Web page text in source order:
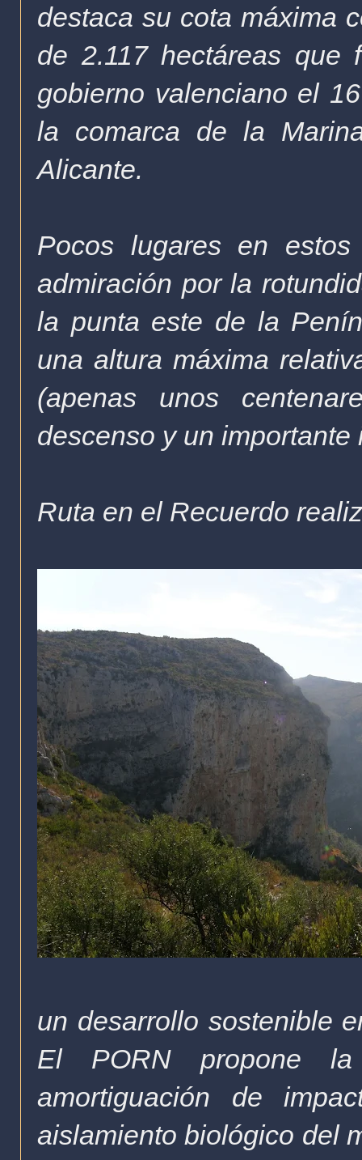
destaca su cota máxima
de 2.117 hectáreas que
gobierno valenciano el
la comarca de la
Alicante.
Pocos lugares en
admiración por la
la punta este de la
una altura máxima
(apenas unos
descenso y un
Ruta en el Recuerdo
un desarrollo sostenible
El PORN propone
amortiguación de
aislamiento biológico del